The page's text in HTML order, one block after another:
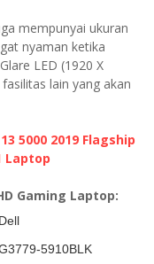
mempunyai ukuran
nyaman ketika
LED (1920 X
lain yang akan
5000 2019 Flagship
Laptop
Gaming Laptop:
Dell
5910BLK